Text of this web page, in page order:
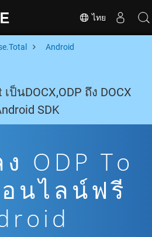
ไทย
Android
ป็นDOCX,ODP ถึง DOCX
SDK
ODP To
อนไลน์ฟรี